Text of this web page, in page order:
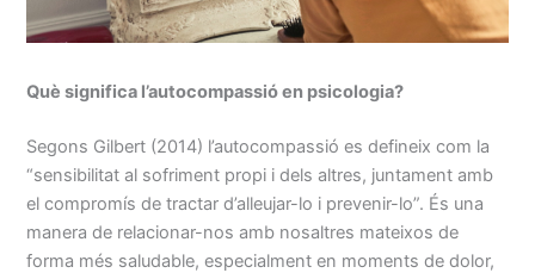
Què significa l’autocompassió en psicologia?
Segons Gilbert (2014) l’autocompassió es defineix com la
“sensibilitat al sofriment propi i dels altres, juntament amb
el compromís de tractar d’alleujar-lo i prevenir-lo”. És una
manera de relacionar-nos amb nosaltres mateixos de
forma més saludable, especialment en moments de dolor,